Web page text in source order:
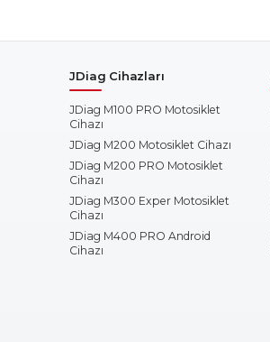
JDiag Cihazları
JDiag M100 PRO Motosiklet
Cihazı
JDiag M200 Motosiklet Cihazı
JDiag M200 PRO Motosiklet
Cihazı
JDiag M300 Exper Motosiklet
Cihazı
JDiag M400 PRO Android
Cihazı